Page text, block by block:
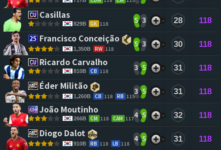
Casillas
829B GK 118 5 3 28 118
Francisco Conceição
1,350B RW 118
5 3 30 118
Ricardo Carvalho
810B CB 118 3 5 31 118
Éder Militão
1,260B CB 118 RB 115
3 5 31 118
João Moutinho
266B CM 118 CAM 1174 5 32 118
Diogo Dalot
910B RB 118 LB 118
4 5 31 118